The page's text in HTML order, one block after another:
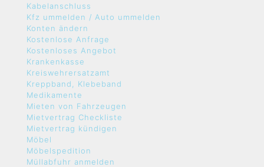
Kabelanschluss
Kfz ummelden / Auto ummelden
Konten ändern
Kostenlose Anfrage
Kostenloses Angebot
Krankenkasse
Kreiswehrersatzamt
Kreppband, Klebeband
Medikamente
Mieten von Fahrzeugen
Mietvertrag Checkliste
Mietvertrag kündigen
Möbel
Möbelspedition
Müllabfuhr anmelden